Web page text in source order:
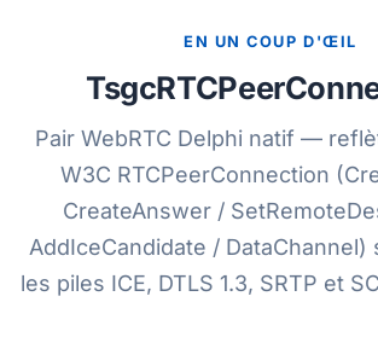
EN UN COUP D'ŒIL
Pair WebRTC Delphi natif —
W3C RTCPeerConnection
CreateAnswer /
AddIceCandidate / DataChannel)
les piles ICE, DTLS 1.3, SRTP et